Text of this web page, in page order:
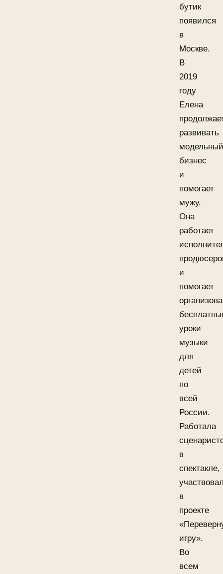
бутик
появился
в
Москве.
В
2019
году
Елена
развивать
модельный
бизнес
и
помогает
мужу.
Она
работает
и
помогает
уроки
музыки
для
детей
по
всей
России.
Работала
в
спектакле,
в
проекте
игру».
Во
всем